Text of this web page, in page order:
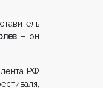
– он
РФ